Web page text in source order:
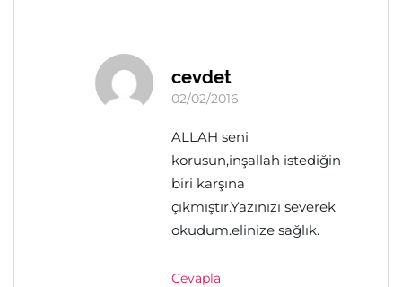
cevdet
02/02/2016
ALLAH seni
korusun,inşallah istediğin
biri karşına
çıkmıştır.Yazınızı severek
okudum.elinize sağlık.
Cevapla